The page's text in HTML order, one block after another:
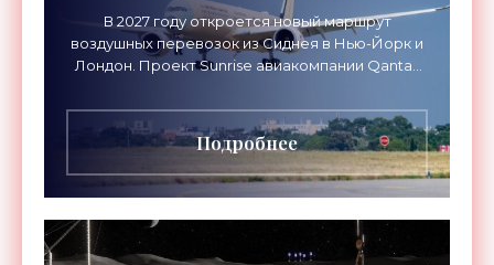
В 2027 году откроется новый маршрут
воздушных перевозок из Сиднея в Нью-Йорк и
Лондон. Проект Sunrise авиакомпании Qantas
длительностью до 24
Подробнее